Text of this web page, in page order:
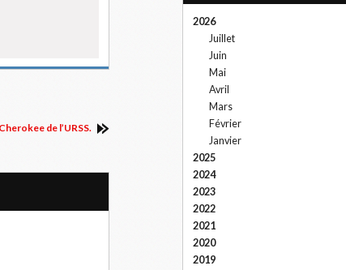
de l’URSS.
2026
Juillet
Juin
Mai
Avril
Mars
Février
Janvier
2025
2024
2023
2022
2021
2020
2019